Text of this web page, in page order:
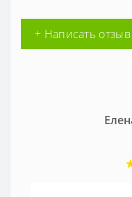
+ Написать отзыв